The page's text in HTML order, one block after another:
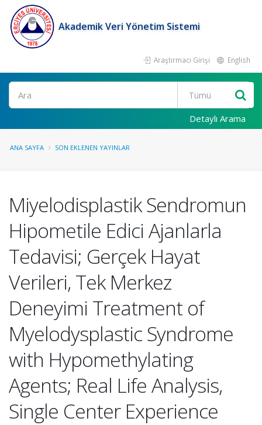
Akademik Veri Yönetim Sistemi
Araştırmacı Girişi English
Ara
Detaylı Arama
ANA SAYFA SON EKLENEN YAYINLAR
Miyelodisplastik Sendromun
Hipometile Edici Ajanlarla
Tedavisi; Gerçek Hayat
Verileri, Tek Merkez
Deneyimi Treatment of
Myelodysplastic Syndrome
with Hypomethylating
Agents; Real Life Analysis,
Single Center Experience